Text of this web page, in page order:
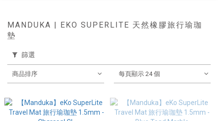
MANDUKA | EKO SUPERLITE 天然橡膠旅行瑜珈
墊
篩選
商品排序 每頁顯示 24 個